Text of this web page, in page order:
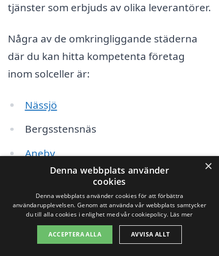
tjänster som erbjuds av olika leverantörer.
Några av de omkringliggande städerna
där du kan hitta kompetenta företag
inom solceller är:
Nässjö
Bergsstensnäs
Aneby
Norra Björke
Hommersåkra
Ekhagen
×
Denna webbplats använder
cookies
Denna webbplats använder cookies för att förbättra
användarupplevelsen. Genom att använda vår webbplats samtycker
du till alla cookies i enlighet med vår cookiepolicy. Läs mer
ACCEPTERA ALLA AVVISA ALLT